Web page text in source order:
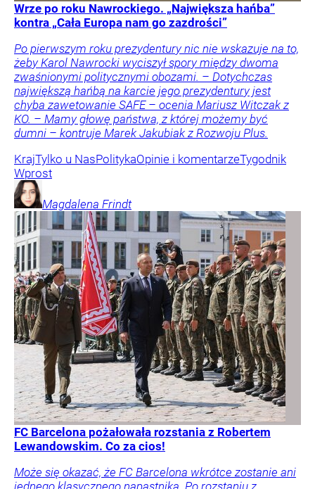
Wrze po roku Nawrockiego. „Największa hańba”
kontra „Cała Europa nam go zazdrości”
Po pierwszym roku prezydentury nic nie wskazuje na to,
żeby Karol Nawrocki wyciszył spory między dwoma
zwaśnionymi politycznymi obozami. – Dotychczas
największą hańbą na karcie jego prezydentury jest
chyba zawetowanie SAFE – ocenia Mariusz Witczak z
KO. – Mamy głowę państwa, z której możemy być
dumni – kontruje Marek Jakubiak z Rozwoju Plus.
KrajTylko u NasPolitykaOpinie i komentarzeTygodnik
Wprost
Magdalena Frindt
FC Barcelona pożałowała rozstania z Robertem
Lewandowskim. Co za cios!
Może się okazać, że FC Barcelona wkrótce zostanie ani
jednego klasycznego napastnika. Po rozstaniu z